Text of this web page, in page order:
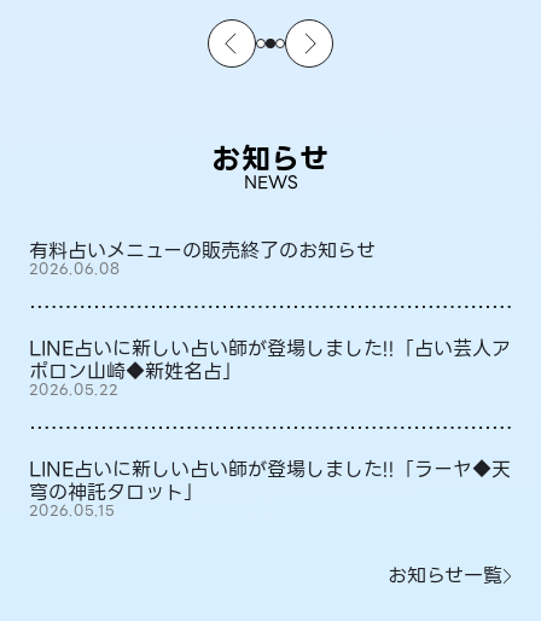
お知らせ
NEWS
有料占いメニューの販売終了のお知らせ
2026.06.08
LINE占いに新しい占い師が登場しました!!「占い芸人ア
ポロン山崎◆新姓名占」
2026.05.22
LINE占いに新しい占い師が登場しました!!「ラーヤ◆天
穹の神託タロット」
2026.05.15
お知らせ一覧